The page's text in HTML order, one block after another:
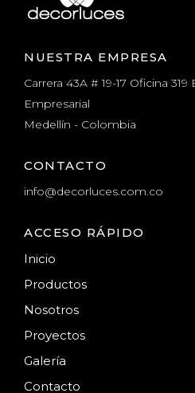
NUESTRA EMPRESA
Carrera 43A # 19-17 Oficina
Empresarial
Medellín - Colombia
CONTACTO
info@decorluces.com.co
ACCESO RÁPIDO
Inicio
Productos
Nosotros
Proyectos
Galería
Contacto